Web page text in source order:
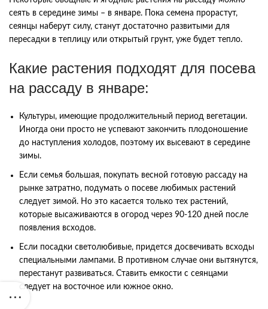
сеять в середине зимы – в январе. Пока семена прорастут,
сеянцы наберут силу, станут достаточно развитыми для
пересадки в теплицу или открытый грунт, уже будет тепло.
Какие растения подходят для посева
на рассаду в январе:
Культуры, имеющие продолжительный период вегетации.
Иногда они просто не успевают закончить плодоношение
до наступления холодов, поэтому их высевают в середине
зимы.
Если семья большая, покупать весной готовую рассаду на
рынке затратно, подумать о посеве любимых растений
следует зимой. Но это касается только тех растений,
которые высаживаются в огород через 90-120 дней после
появления всходов.
Если посадки светолюбивые, придется досвечивать всходы
специальными лампами. В противном случае они вытянутся,
перестанут развиваться. Ставить емкости с сеянцами
следует на восточное или южное окно.